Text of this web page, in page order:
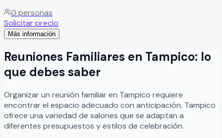
excelente atención. El recinto destaca por su hermosa
ambientación, increíbles vistas y servicio de lujo, creando
el escenario perfecto para bodas, XV años, aniversarios,
y 20 cada celebración se transforma en una experiencia
memorable junto a familiares y amigos, ofreciendo un
entorno sofisticado y acogedor donde cada detalle está
Leer más
0 personas
Solicitar precio
Más información
Reuniones Familiares en Tampico: lo
que debes saber
Organizarun reunión familiaren Tampico requiere
encontrar el espacio adecuado con anticipación. Tampico
ofrece una variedad de salones que se adaptan a
diferentes presupuestos y estilos de celebración.